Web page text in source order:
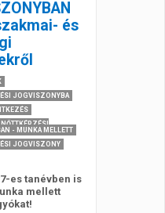
és
JOGVISZONYBA
- MUNKA MELLETT
JOGVISZONY
es tanévben is
mellett